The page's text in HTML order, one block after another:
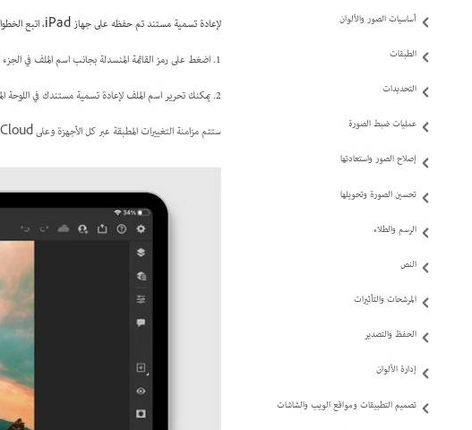
أساسيات الصور والألوان
الطبقات
التحديدات
عمليات ضبط الصورة
إصلاح الصور واستعادتها
تحسين الصورة وتحويلها
الرسم والطلاء
النص
المرشحات والتأثيرات
الحفظ والتصدير
إدارة الألوان
تصميم التطبيقات ومواقع الويب والشاشات
لإعادة تسمية مستند تم حفظه على جهاز iPad، اتبع الخطوات السريعة التالية:
1. اضغط على رمز القائمة المنسدلة بجانب اسم الملف في الجزء العلوي من مساحة العمل
2. يمكنك تحرير اسم الملف لإعادة تسمية مستندك في اللوحة المنبثقة التي تظهر. ويمكنك أيضًا الضغط على رمز
ستتم مزامنة التغييرات المطبقة عبر كل الأجهزة وعلى Creative Cloud أيضًا.